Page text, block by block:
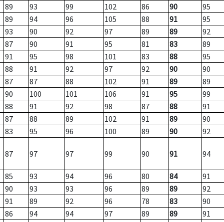
89
93 99 102 86 90
95
89
94 96 105 88 91
95
93
90 92 97 89 89
92
87
90 91 95 81 83
89
91
95 98 101 83 88
95
88
91 92 97 92 90
90
87
87 88 102 91 89
89
90
100 101 106 91 95
99
88
91 92 98 87 88
91
87
88 89 102 91 89
90
83
95 96 100 89 90 92
87 97 97 99 90 91 94
85 93 94 96 80 84
91
90
93 93 96 89 89
92
91
89 92 96 78 83
90
86
94 94 97 89 89
91